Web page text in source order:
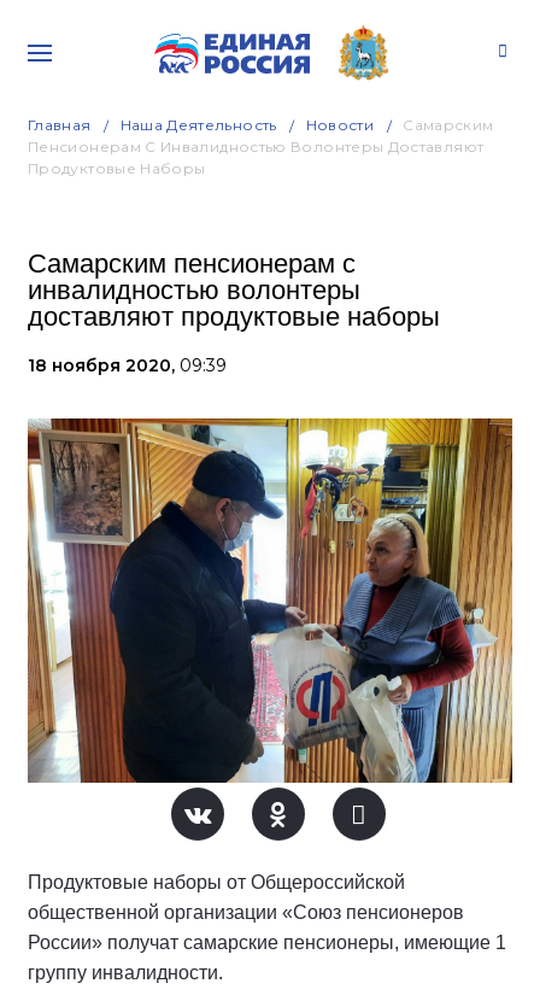
Главная Наша Деятельность Новости
Самарским
Пенсионерам С Инвалидностью Волонтеры Доставляют
Продуктовые Наборы
Самарским пенсионерам с
инвалидностью волонтеры
доставляют продуктовые наборы
18 ноября 2020, 09:39
Продуктовые наборы от Общероссийской
общественной организации «Союз пенсионеров
России» получат самарские пенсионеры, имеющие 1
группу инвалидности.